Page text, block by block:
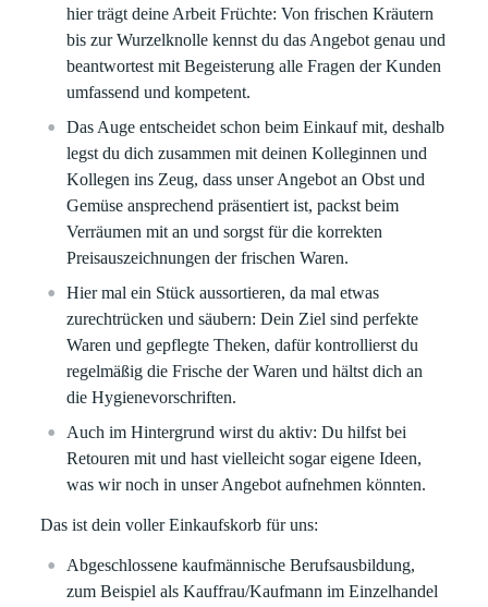
hier trägt deine Arbeit Früchte: Von frischen Kräutern
bis zur Wurzelknolle kennst du das Angebot genau und
beantwortest mit Begeisterung alle Fragen der Kunden
umfassend und kompetent.
Das Auge entscheidet schon beim Einkauf mit, deshalb
legst du dich zusammen mit deinen Kolleginnen und
Kollegen ins Zeug, dass unser Angebot an Obst und
Gemüse ansprechend präsentiert ist, packst beim
Verräumen mit an und sorgst für die korrekten
Preisauszeichnungen der frischen Waren.
Hier mal ein Stück aussortieren, da mal etwas
zurechtrücken und säubern: Dein Ziel sind perfekte
Waren und gepflegte Theken, dafür kontrollierst du
regelmäßig die Frische der Waren und hältst dich an
die Hygienevorschriften.
Auch im Hintergrund wirst du aktiv: Du hilfst bei
Retouren mit und hast vielleicht sogar eigene Ideen,
was wir noch in unser Angebot aufnehmen könnten.
Das ist dein voller Einkaufskorb für uns:
Abgeschlossene kaufmännische Berufsausbildung,
zum Beispiel als Kauffrau/Kaufmann im Einzelhandel